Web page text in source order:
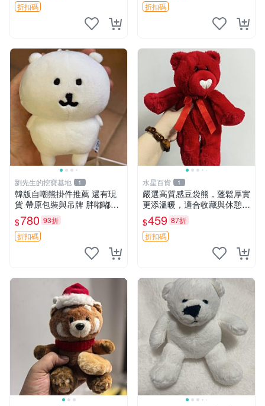
折扣碼
折扣碼
劉先生的挖寶基地 1
韓版自嘲熊掛件推薦 還有現
貨 帶原包裝與吊牌 胖嘟嘟超
可愛 毛絨手感佳 小熊掛件 自
嘲抱枕 小熊抱枕
$780 93折
折扣碼
水星百貨 1
嚴選高質感豆袋熊，蓬鬆厚實
更添溫暖，適合收藏與休憩。
前胸填充飽滿，背部亦具優雅
設計。 豆袋熊 保暖 溫柔 蓬
松
$459 87折
折扣碼